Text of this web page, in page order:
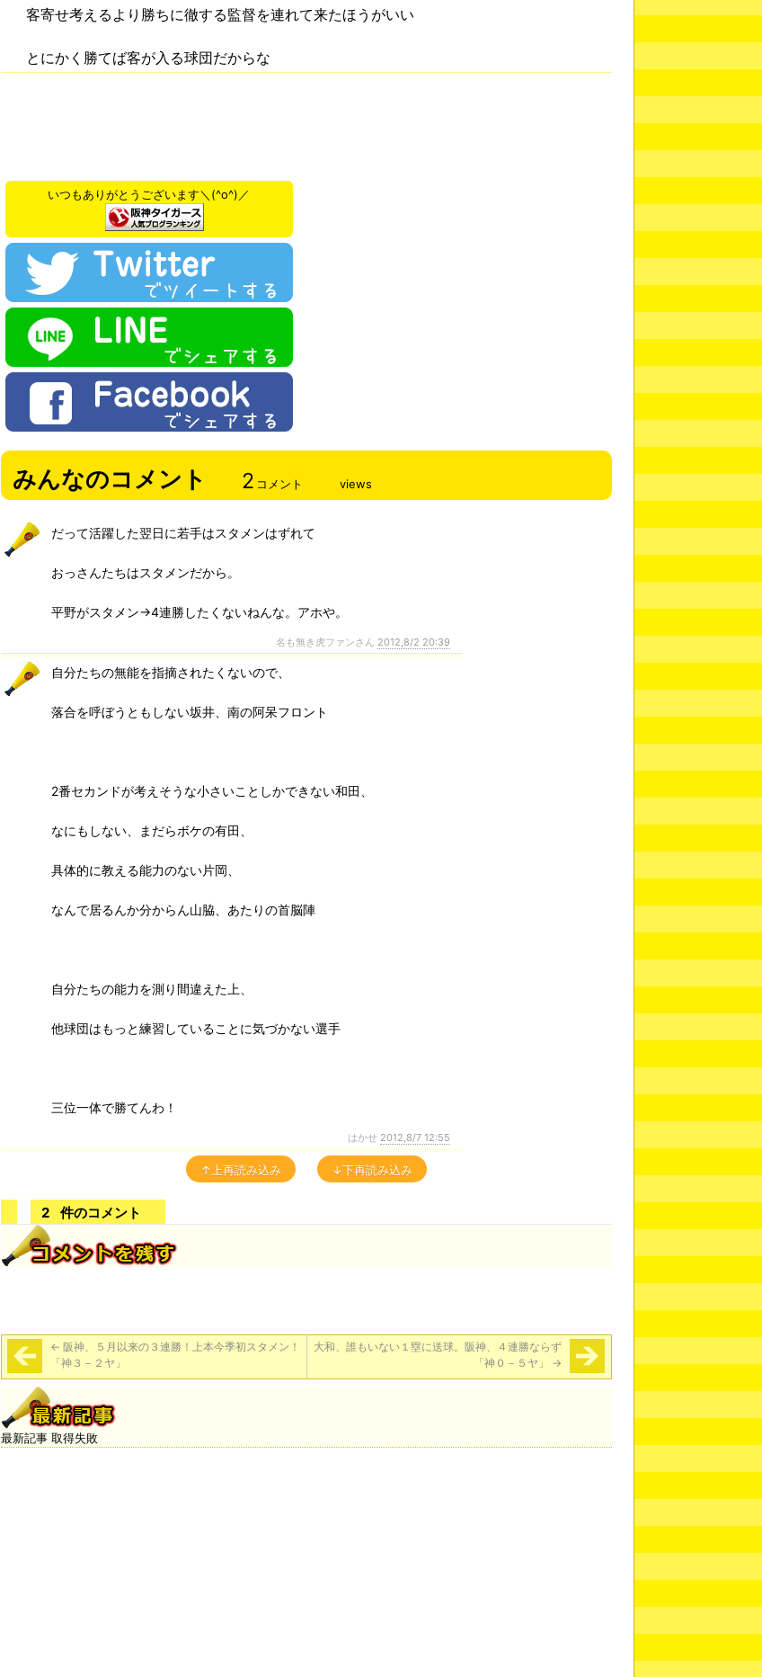
客寄せ考えるより勝ちに徹する監督を連れて来たほうがいい
とにかく勝てば客が入る球団だからな
いつもありがとうございます＼(^o^)／
みんなのコメント 2 コメント views
だって活躍した翌日に若手はスタメンはずれて
おっさんたちはスタメンだから。
平野がスタメン→4連勝したくないねんな。アホや。
名も無き虎ファンさん 2012,8/2 20:39
自分たちの無能を指摘されたくないので、
落合を呼ぼうともしない坂井、南の阿呆フロント
2番セカンドが考えそうな小さいことしかできない和田、
なにもしない、まだらボケの有田、
具体的に教える能力のない片岡、
なんで居るんか分からん山脇、あたりの首脳陣
自分たちの能力を測り間違えた上、
他球団はもっと練習していることに気づかない選手
三位一体で勝てんわ！
はかせ 2012,8/7 12:55
↑上再読み込み ↓下再読み込み
2 件のコメント
← 阪神、５月以来の３連勝！上本今季初スタメン！
「神３－２ヤ」
大和、誰もいない１塁に送球。阪神、４連勝ならず
「神０－５ヤ」 →
最新記事 取得失敗